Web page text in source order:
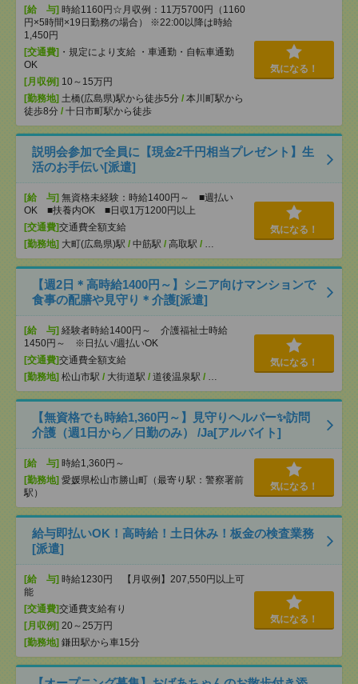
[給 与] 時給1160円☆月収例：11万5700円（1160
円×5時間×19日勤務の場合） ※22:00以降は時給
1,450円
[交通費] ・規定により支給 ・車通勤・自転車通勤
OK
[月収例] 10～15万円
[勤務地] 土橋(広島県)駅から徒歩5分 / 本川町駅から
徒歩8分 / 十日市町駅から徒歩
気になる！
説明会参加で全員に【現金2千円相当プレゼント】生
活のお手伝い[派遣]
[給 与] 無資格未経験：時給1400円～ ■週払い
OK ■扶養内OK ■日収1万1200円以上
[交通費]交通費全額支給
[勤務地] 大町(広島県)駅 / 中筋駅 / 高取駅 / …
気になる！
【週2日＊高時給1400円～】シニア向けマンションで
食事の配膳や見守り＊介護[派遣]
[給 与] 経験者時給1400円～ 介護福祉士時給
1450円～ ※日払い/週払いOK
[交通費]交通費全額支給
[勤務地] 松山市駅 / 大街道駅 / 道後温泉駅 / …
気になる！
【無資格でも時給1,360円～】見守りヘルパー✨訪問
介護（週1日から／日勤のみ） /Ja[アルバイト]
[給 与] 時給1,360円～
[勤務地] 愛媛県松山市勝山町（最寄り駅：警察署前
駅）
気になる！
給与即払いOK！高時給！土日休み！板金の検査業務
[派遣]
[給 与] 時給1230円 【月収例】207,550円以上可
能
[交通費]交通費支給有り
[月収例] 20～25万円
[勤務地] 鎌田駅から車15分
気になる！